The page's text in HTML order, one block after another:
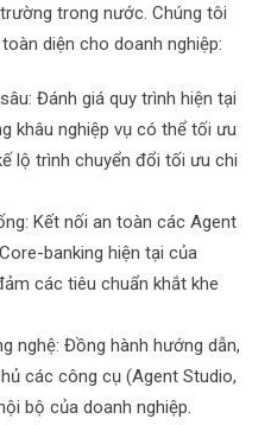
trong nước. Chúng tôi
diện cho doanh nghiệp:
Đánh giá quy trình hiện tại
khâu nghiệp vụ có thể tối ưu
lộ trình chuyển đổi tối ưu chi
Kết nối an toàn các Agent
banking hiện tại của
các tiêu chuẩn khắt khe
nghệ: Đồng hành hướng dẫn,
các công cụ (Agent Studio,
bộ của doanh nghiệp.